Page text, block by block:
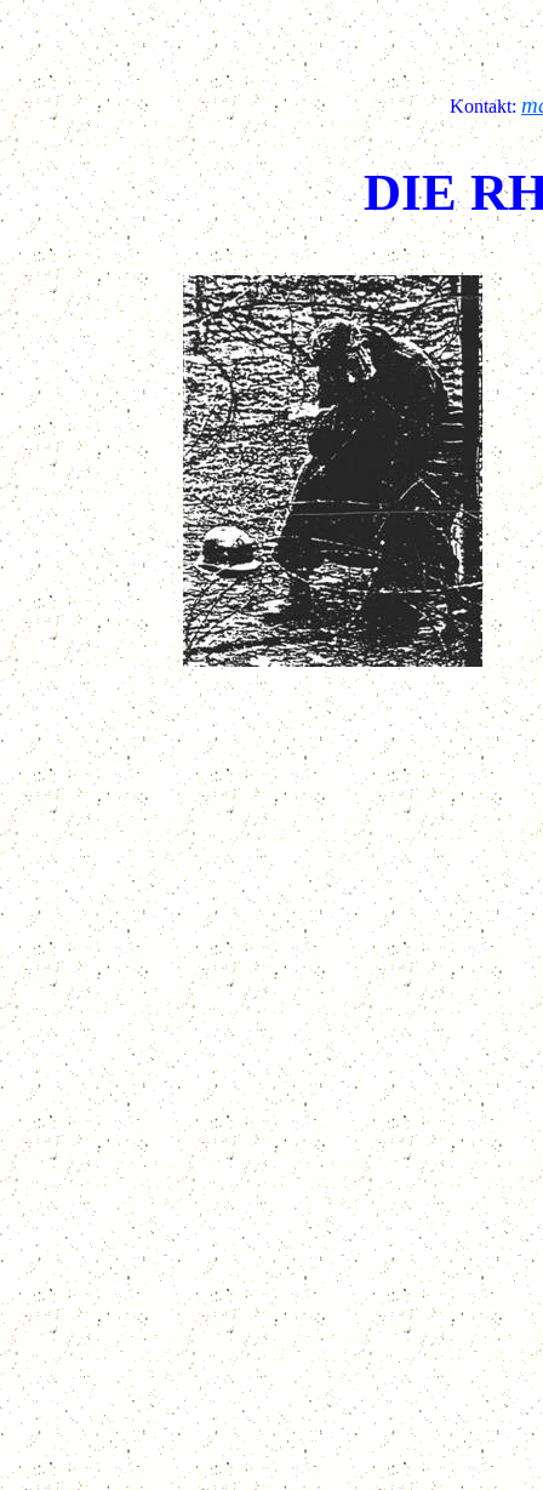
Kontakt:
DIE